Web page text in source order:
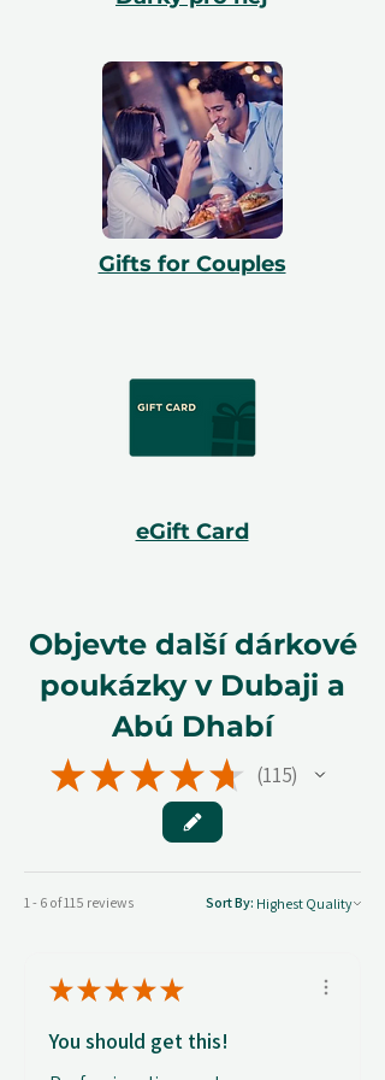
Gifts for Couples
eGift Card
Objevte další dárkové
poukázky v Dubaji a
Abú Dhabí
★★★★★ 115
115
1 - 6 of 115 reviews Sort By:
★★★★★
You should get this!